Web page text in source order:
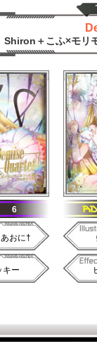
Shiron＋こふ×モリ
6
おに†
キー